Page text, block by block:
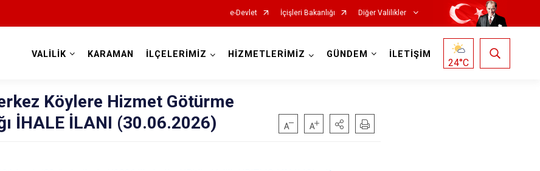
e-Devlet İçişleri Bakanlığı Diğer Valilikler
VALİLİK KARAMAN İLÇELERİMİZ HİZMETLERİMİZ GÜNDEM İLETİŞİM
24°C
Köylere Hizmet Götürme
İHALE İLANI (30.06.2026)